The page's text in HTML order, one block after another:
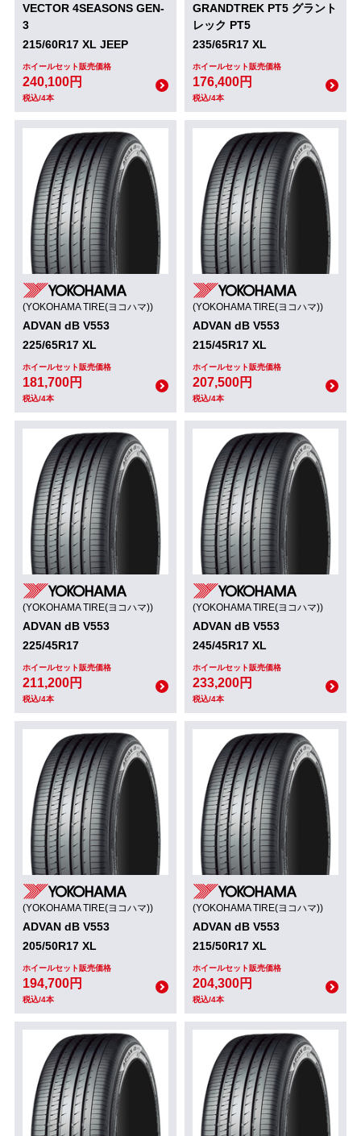
VECTOR 4SEASONS GEN-
3
215/60R17 XL JEEP
ホイールセット販売価格
240,100円
税込/4本
GRANDTREK PT5 グラント
レック PT5
235/65R17 XL
ホイールセット販売価格
176,400円
税込/4本
(YOKOHAMA TIRE(ヨコハマ))
ADVAN dB V553
225/65R17 XL
ホイールセット販売価格
181,700円
税込/4本
(YOKOHAMA TIRE(ヨコハマ))
ADVAN dB V553
215/45R17 XL
ホイールセット販売価格
207,500円
税込/4本
(YOKOHAMA TIRE(ヨコハマ))
ADVAN dB V553
225/45R17
ホイールセット販売価格
211,200円
税込/4本
(YOKOHAMA TIRE(ヨコハマ))
ADVAN dB V553
245/45R17 XL
ホイールセット販売価格
233,200円
税込/4本
(YOKOHAMA TIRE(ヨコハマ))
ADVAN dB V553
205/50R17 XL
ホイールセット販売価格
194,700円
税込/4本
(YOKOHAMA TIRE(ヨコハマ))
ADVAN dB V553
215/50R17 XL
ホイールセット販売価格
204,300円
税込/4本